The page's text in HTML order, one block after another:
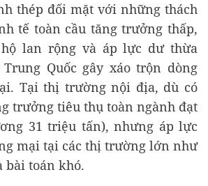
thép đối mặt với những thách
tế toàn cầu tăng trưởng thấp,
lan rộng và áp lực dư thừa
Quốc gây xáo trộn dòng
Tại thị trường nội địa, dù có
trưởng tiêu thụ toàn ngành đạt
31 triệu tấn), nhưng áp lực
mại tại các thị trường lớn như
bài toán khó.